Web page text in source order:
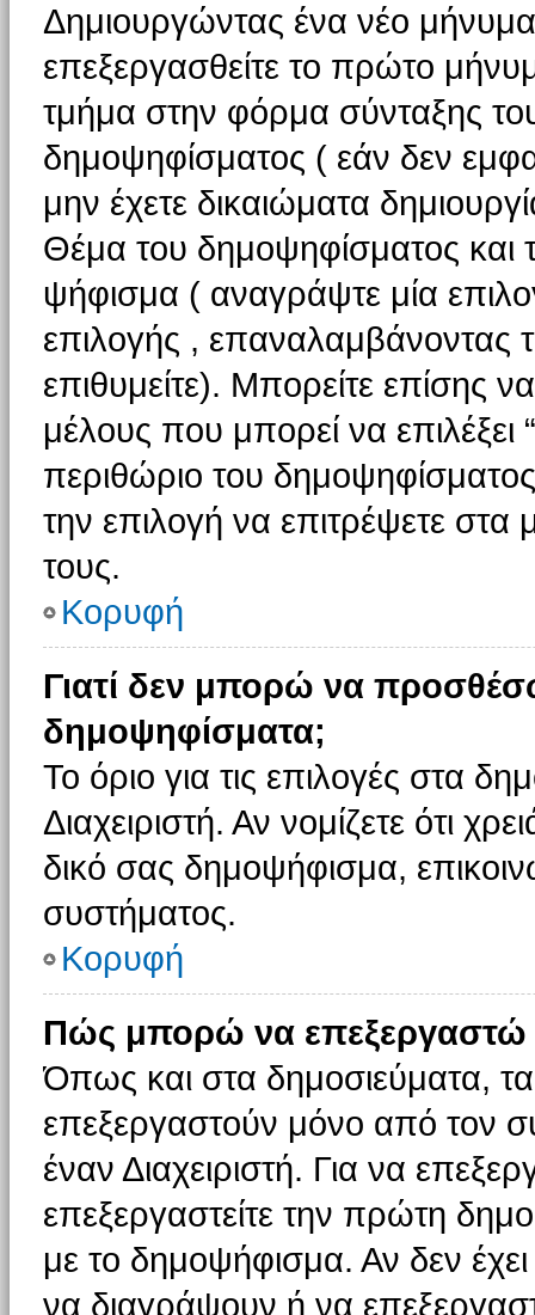
Δημιουργώντας ένα νέο
επεξεργασθείτε το πρώτο
τμήμα στην φόρμα σύνταξης
δημοψηφίσματος ( εάν δεν
μην έχετε δικαιώματα
Θέμα του δημοψηφίσματος και
ψήφισμα ( αναγράψτε μία
επιλογής , επαναλαμβάνοντας
επιθυμείτε). Μπορείτε επίσης
μέλους που μπορεί να επιλέξει
περιθώριο του
την επιλογή να επιτρέψετε στα
τους.
Κορυφή
Γιατί δεν μπορώ να
δημοψηφίσματα;
Το όριο για τις επιλογές στα
Διαχειριστή. Αν νομίζετε ότι
δικό σας δημοψήφισμα,
συστήματος.
Κορυφή
Πώς μπορώ να
Όπως και στα δημοσιεύματα,
επεξεργαστούν μόνο από τον
έναν Διαχειριστή. Για να
επεξεργαστείτε την πρώτη
με το δημοψήφισμα. Αν δεν
να διαγράψουν ή να